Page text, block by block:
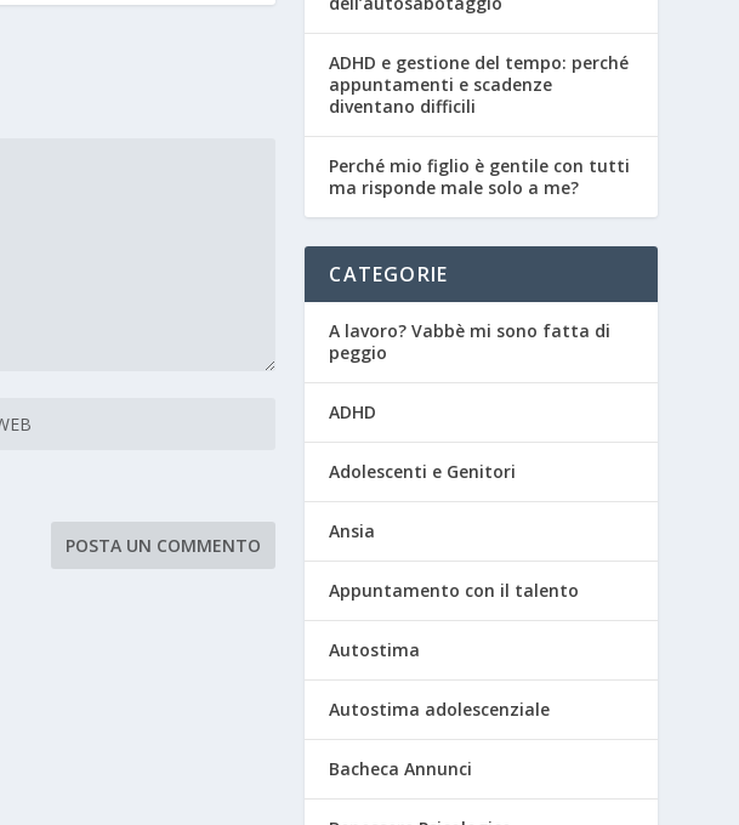
ADHD e gestione del tempo: perché
appuntamenti e scadenze
diventano difficili
Perché mio figlio è gentile con tutti
ma risponde male solo a me?
CATEGORIE
A lavoro? Vabbè mi sono fatta di
peggio
ADHD
Adolescenti e Genitori
Ansia
Appuntamento con il talento
Autostima
Autostima adolescenziale
Bacheca Annunci